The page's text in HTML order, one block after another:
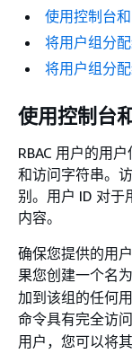
使用控制台
将用户组分
将用户组分
使用控制台
RBAC 用户的用
和访问字符串。
别。用户 ID 对于
内容。
确保您提供的用
果您创建一个名为
加到该组的任何
命令具有完全访
用户，您可以将